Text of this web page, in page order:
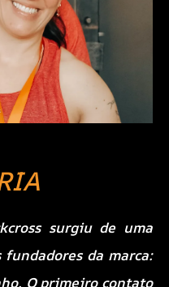
surgiu de uma
da marca:
O primeiro contato